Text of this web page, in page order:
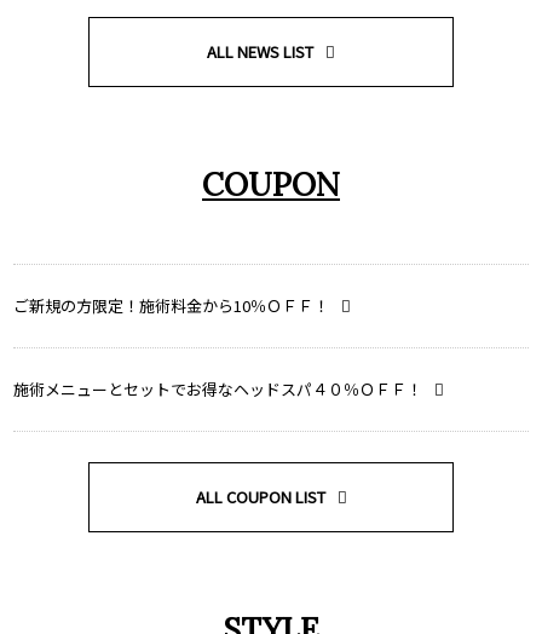
ALL NEWS LIST
COUPON
ご新規の方限定！施術料金から10％ＯＦＦ！
施術メニューとセットでお得なヘッドスパ４０％ＯＦＦ！
ALL COUPON LIST